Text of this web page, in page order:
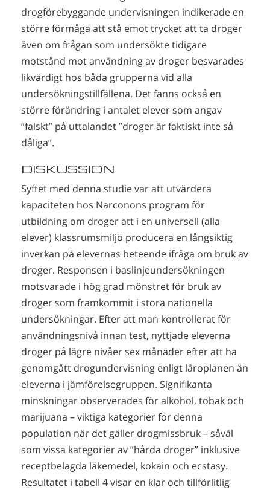
drogförebyggande undervisningen indikerade en
större förmåga att stå emot trycket att ta droger
även om frågan som undersökte tidigare
motstånd mot användning av droger besvarades
likvärdigt hos båda grupperna vid alla
undersökningstillfällena. Det fanns också en
större förändring i antalet elever som angav
”falskt” på uttalandet ”droger är faktiskt inte så
dåliga”.
DISKUSSION
Syftet med denna studie var att utvärdera
kapaciteten hos Narconons program för
utbildning om droger att i en universell (alla
elever) klassrumsmiljö producera en långsiktig
inverkan på elevernas beteende ifråga om bruk av
droger. Responsen i baslinjeundersökningen
motsvarade i hög grad mönstret för bruk av
droger som framkommit i stora nationella
undersökningar. Efter att man kontrollerat för
användningsnivå innan test, nyttjade eleverna
droger på lägre nivåer sex månader efter att ha
genomgått drogundervisning enligt läroplanen än
eleverna i jämförelsegruppen. Signifikanta
minskningar observerades för alkohol, tobak och
marijuana – viktiga kategorier för denna
population när det gäller drogmissbruk – såväl
som vissa kategorier av ”hårda droger” inklusive
receptbelagda läkemedel, kokain och ecstasy.
Resultatet i tabell 4 visar en klar och tillförlitlig